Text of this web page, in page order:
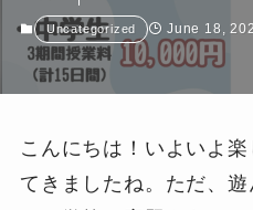
Uncategorized June 18,
こんにちは！いよいよ
てきましたね。ただ、